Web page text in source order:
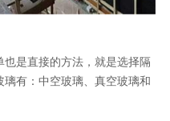
是直接的方法，就是选择隔
有：中空玻璃、真空玻璃和